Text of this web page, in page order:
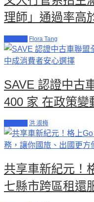
理師」通過率高
Flora Tang
SAVE 認證中古
400 家 在政策變
洪 淑梅
共享車新紀元！
七縣市跨區租還